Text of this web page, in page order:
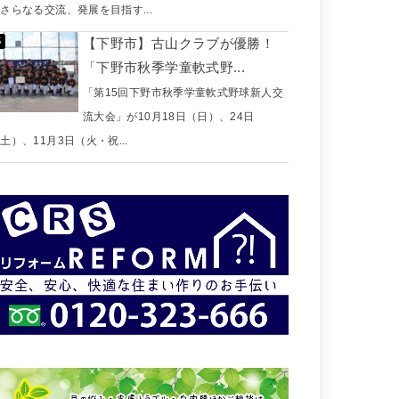
らなる交流、発展を目指す...
【下野市】古山クラブが優勝！
「下野市秋季学童軟式野...
「第15回下野市秋季学童軟式野球新人交
流大会」が10月18日（日）、24日
）、11月3日（火・祝...